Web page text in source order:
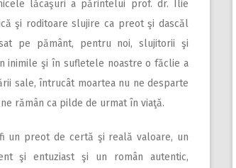
lăcaşuri a părintelui prof. dr. Ilie
şi roditoare slujire ca preot şi dascăl
pe pământ, pentru noi, slujitorii şi
inimile şi în sufletele noastre o făclie a
sale, întrucât moartea nu ne desparte
rămân ca pilde de urmat în viaţă.
un preot de certă şi reală valoare, un
şi entuziast şi un român autentic,